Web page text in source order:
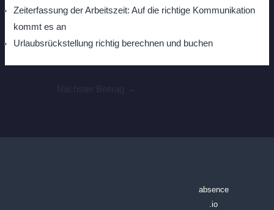
Zeiterfassung der Arbeitszeit: Auf die richtige Kommunikation
kommt es an
Urlaubsrückstellung richtig berechnen und buchen
absence
.io